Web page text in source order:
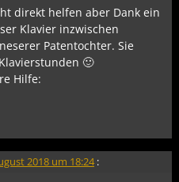
direkt helfen aber Dank ein
Klavier inzwischen
Patentochter. Sie
🙂
Hilfe:
2018 um 18:24 :